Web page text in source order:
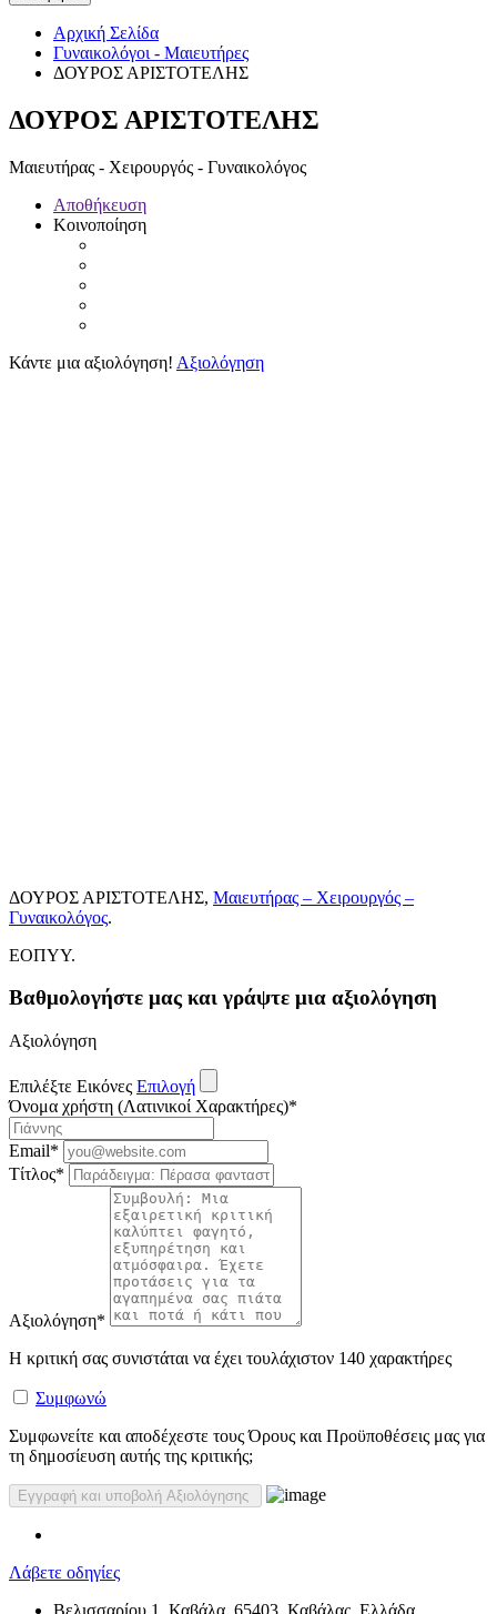
Αρχική Σελίδα
Γυναικολόγοι - Μαιευτήρες
ΔΟΥΡΟΣ ΑΡΙΣΤΟΤΕΛΗΣ
ΔΟΥΡΟΣ ΑΡΙΣΤΟΤΕΛΗΣ
Μαιευτήρας - Χειρουργός - Γυναικολόγος
Αποθήκευση
Κοινοποίηση
Κάντε μια αξιολόγηση! Αξιολόγηση
ΔΟΥΡΟΣ ΑΡΙΣΤΟΤΕΛΗΣ, Μαιευτήρας – Χειρουργός –
Γυναικολόγος.
ΕΟΠΥΥ.
Βαθμολογήστε μας και γράψτε μια αξιολόγηση
Αξιολόγηση
Επιλέξτε Εικόνες Επιλογή
Όνομα χρήστη (Λατινικοί Χαρακτήρες)*
Email*
Τίτλος*
Αξιολόγηση*
Η κριτική σας συνιστάται να έχει τουλάχιστον 140 χαρακτήρες
Συμφωνώ
Συμφωνείτε και αποδέχεστε τους Όρους και Προϋποθέσεις μας για
τη δημοσίευση αυτής της κριτικής;
Λάβετε οδηγίες
Βελισσαρίου 1, Καβάλα, 65403, Καβάλας, Ελλάδα